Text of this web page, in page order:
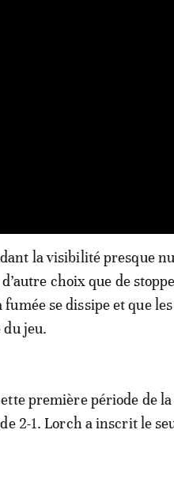
la visibilité presque
choix que de
se dissipe et que les
jeu.
première période de la
2-1. Lorch a inscrit le